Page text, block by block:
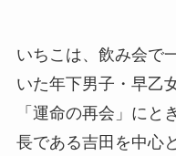
いちこは、飲み会で
いた年下男子・早乙
「運命の再会」にと
長である吉田を中心